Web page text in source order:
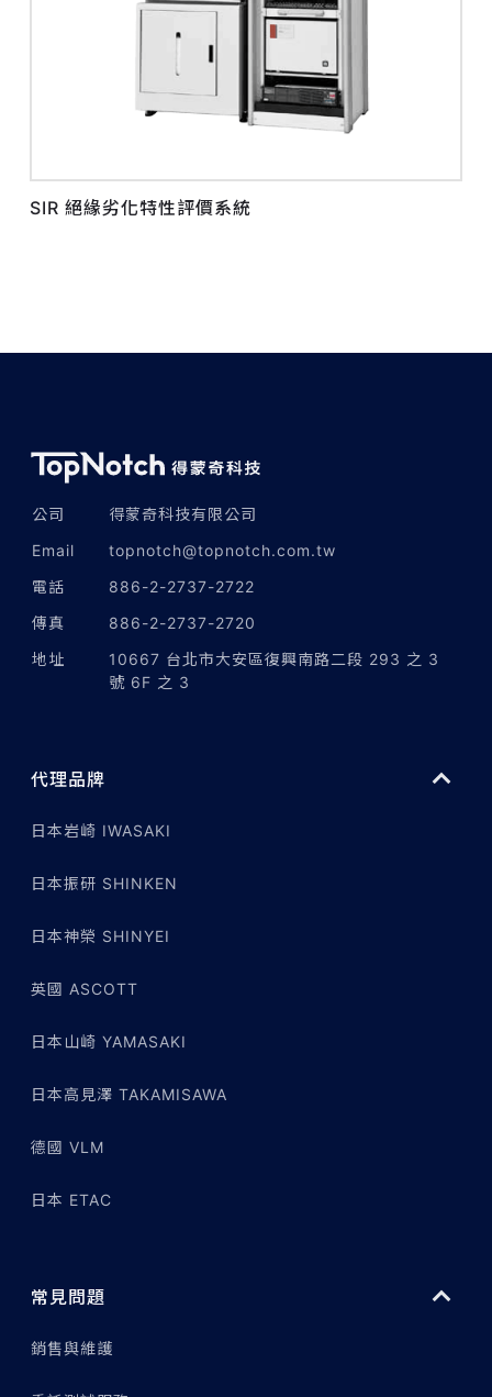
SIR 絕緣劣化特性評價系統
公司
得蒙奇科技有限公司
Email
topnotch@topnotch.com.tw
電話
886-2-2737-2722
傳真
886-2-2737-2720
地址
10667 台北市大安區復興南路二段 293 之 3
號 6F 之 3
代理品牌
日本岩崎 IWASAKI
日本振研 SHINKEN
日本神榮 SHINYEI
英國 ASCOTT
日本山崎 YAMASAKI
日本高見澤 TAKAMISAWA
德國 VLM
日本 ETAC
常見問題
銷售與維護